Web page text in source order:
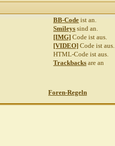
BB-Code istan.
Smileys sindan.
[IMG] Code istaus.
[VIDEO] Code istaus.
HTML-Code istaus.
Trackbacks arean
Foren-Regeln